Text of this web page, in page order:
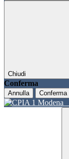
Chiudi
Conferma
Annulla Conferma